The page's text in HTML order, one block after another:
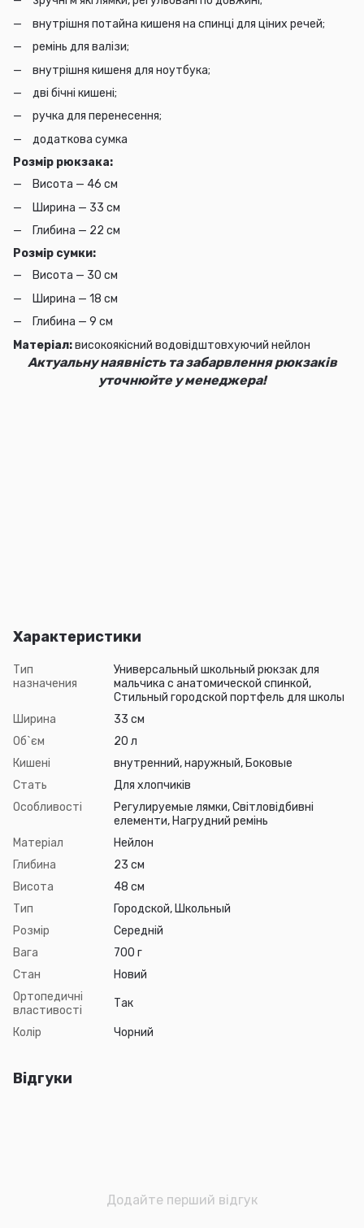
внутрішня потайна кишеня на спинці для ціних речей;
ремінь для валізи;
внутрішня кишеня для ноутбука;
дві бічні кишені;
ручка для перенесення;
додаткова сумка
Розмір рюкзака:
Висота — 46 см
Ширина — 33 см
Глибина — 22 см
Розмір сумки:
Висота — 30 см
Ширина — 18 см
Глибина — 9 см
Матеріал:високоякісний водовідштовхуючий нейлон
Актуальну наявність та забарвлення рюкзаків
уточнюйте у менеджера!
Характеристики
Тип
назначения
Универсальный школьный рюкзак для
мальчика с анатомической спинкой,
Стильный городской портфель для школы
Ширина
33 см
Об`єм
20 л
Кишені
внутренний, наружный, Боковые
Стать
Для хлопчиків
Особливості
Регулируемые лямки, Світловідбивні
елементи, Нагрудний ремінь
Матеріал
Нейлон
Глибина
23 см
Висота
48 см
Тип
Городской, Школьный
Розмір
Середній
Вага
700 г
Стан
Новий
Ортопедичні
властивості
Так
Колір Чорний
Відгуки
Додайте перший відгук